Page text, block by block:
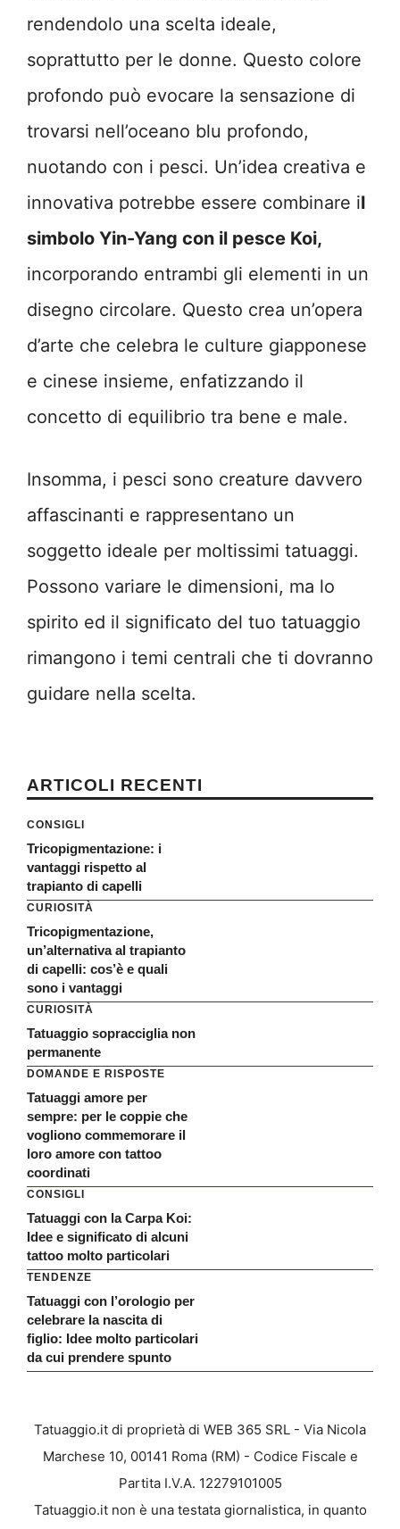
rendendolo una scelta ideale,
soprattutto per le donne. Questo colore
profondo può evocare la sensazione di
trovarsi nell’oceano blu profondo,
nuotando con i pesci. Un’idea creativa e
innovativa potrebbe essere combinare il
simbolo Yin-Yang con il pesce Koi,
incorporando entrambi gli elementi in un
disegno circolare. Questo crea un’opera
d’arte che celebra le culture giapponese
e cinese insieme, enfatizzando il
concetto di equilibrio tra bene e male.
Insomma, i pesci sono creature davvero
affascinanti e rappresentano un
soggetto ideale per moltissimi tatuaggi.
Possono variare le dimensioni, ma lo
spirito ed il significato del tuo tatuaggio
rimangono i temi centrali che ti dovranno
guidare nella scelta.
ARTICOLI RECENTI
CONSIGLI
Tricopigmentazione: i
vantaggi rispetto al
trapianto di capelli
CURIOSITÀ
Tricopigmentazione,
un’alternativa al trapianto
di capelli: cos’è e quali
sono i vantaggi
CURIOSITÀ
Tatuaggio sopracciglia non
permanente
DOMANDE E RISPOSTE
Tatuaggi amore per
sempre: per le coppie che
vogliono commemorare il
loro amore con tattoo
coordinati
CONSIGLI
Tatuaggi con la Carpa Koi:
Idee e significato di alcuni
tattoo molto particolari
TENDENZE
Tatuaggi con l’orologio per
celebrare la nascita di
figlio: Idee molto particolari
da cui prendere spunto
Tatuaggio.it di proprietà di WEB 365 SRL - Via Nicola
Marchese 10, 00141 Roma (RM) - Codice Fiscale e
Partita I.V.A. 12279101005
Tatuaggio.it non è una testata giornalistica, in quanto